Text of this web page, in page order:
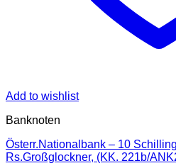
Add to wishlist
Banknoten
Österr.Nationalbank – 10
Rs.Großglockner, (KK. 221b/